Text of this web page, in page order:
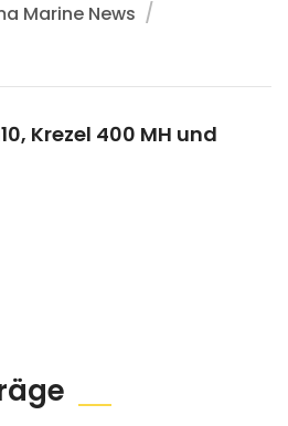
Marine News
Krezel 400 MH und